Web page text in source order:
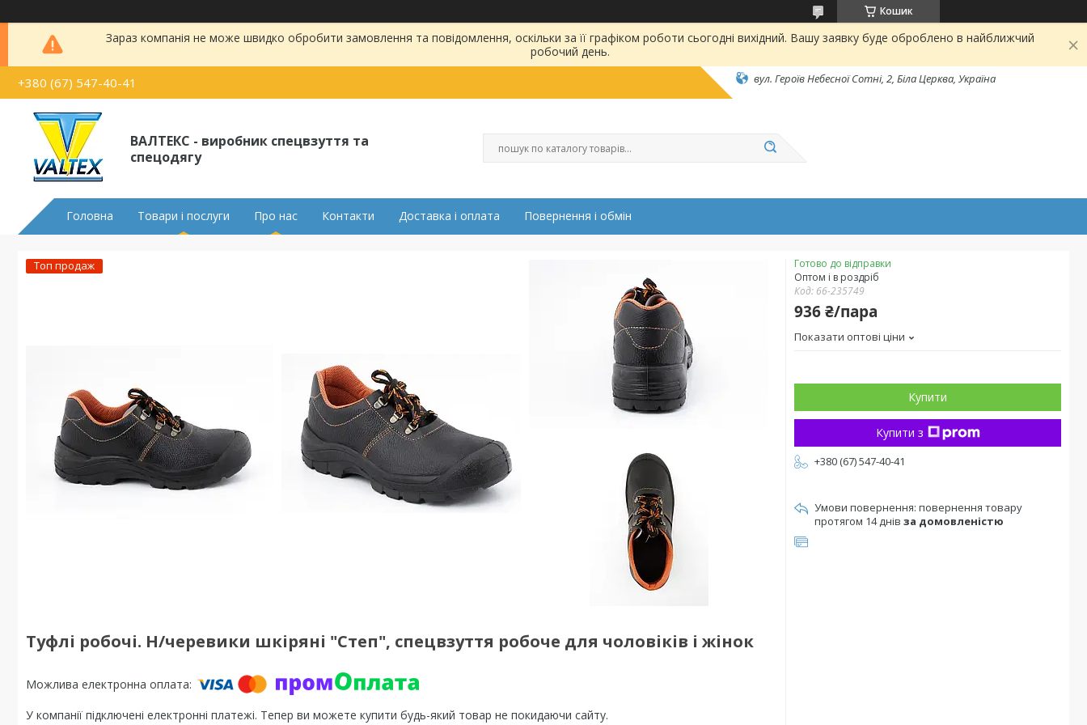
Кошик
Зараз компанія не може швидко обробити замовлення та повідомлення, оскільки за її графіком роботи сьогодні вихідний. Вашу заявку буде оброблено в найближчий
робочий день.
+380 (67) 547-40-41 вул. Героїв Небесної Сотні, 2, Біла Церква, Україна
ВАЛТЕКС - виробник спецвзуття та
спецодягу
Головна Товари і послуги Про нас Контакти Доставка і оплата Повернення і обмін
Топ продаж
Туфлі робочі. Н/черевики шкіряні "Степ", спецвзуття робоче для чоловіків і жінок
У компанії підключені електронні платежі. Тепер ви можете купити будь-який товар не покидаючи сайту.
Готово до відправки
Оптом і в роздріб
Код: 66-235749
936 ₴/пара
Показати оптові ціни
Купити
Купити з
+380 (67) 547-40-41
повернення товару
протягом 14 днів за домовленістю